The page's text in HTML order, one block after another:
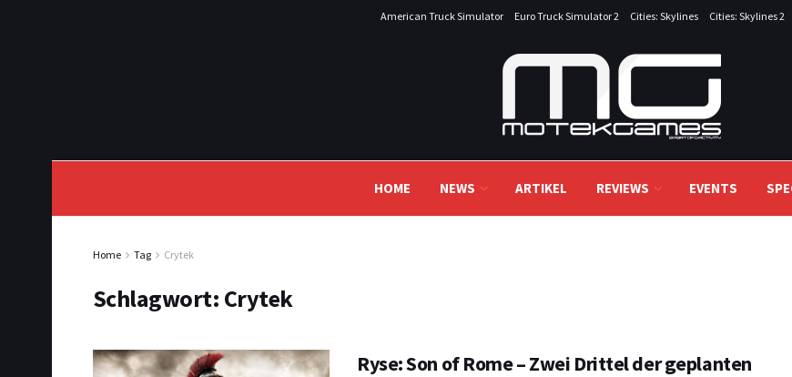
American Truck Simulator Euro Truck Simulator 2 Cities: Skylines Cities: Skylines 2
HOME NEWS ARTIKEL REVIEWS EVENTS
Home Tag Crytek
Schlagwort: Crytek
Ryse: Son of Rome – Zwei Drittel der geplanten